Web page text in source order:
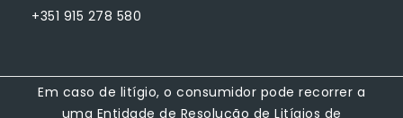
+351 915 278 580
Em caso de litígio, o consumidor pode recorrer a
uma Entidade de Resolução de Litígios de